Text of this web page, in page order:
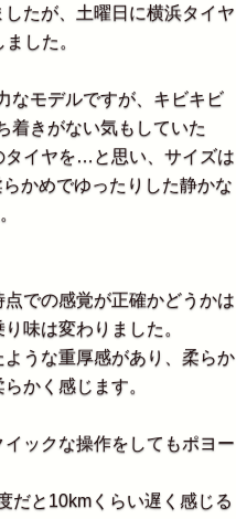
たが、土曜日に横浜タイヤ
した。
なモデルですが、キビキビ
着きがない気もしていた
タイヤを…と思い、サイズは
かめでゆったりした静かな
での感覚が正確かどうかは
味は変わりました。
うな重厚感があり、柔らか
かく感じます。
ックな操作をしてもポヨー
だと10kmくらい遅く感じる